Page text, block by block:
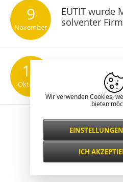
9
November
EUTIT wurde
solventer
17
Oktober JA es geht! Lesen
Klassische
Wir verwenden Cookies,
bieten
Notwendig
IMMER AKTIV
Funktional
ICH